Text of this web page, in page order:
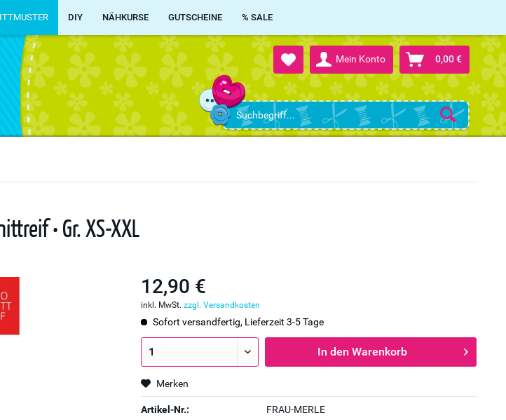
Mein Konto 0,00 €
DIY NÄHKURSE GUTSCHEINE % SALE
• Gr. XS-XXL
12,90 €
inkl. MwSt.zzgl. Versandkosten
Sofort versandfertig, Lieferzeit 3-5 Tage
In den Warenkorb
Merken
Artikel-Nr.:
FRAU-MERLE